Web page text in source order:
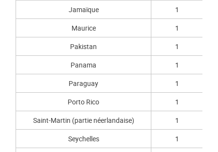
Jamaïque
1
Maurice
1
Pakistan
1
Panama
1
Paraguay
1
Porto Rico
1
Saint-Martin (partie néerlandaise)
1
Seychelles
1